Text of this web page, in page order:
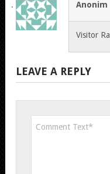
Anonim
Visitor
LEAVE A REPLY